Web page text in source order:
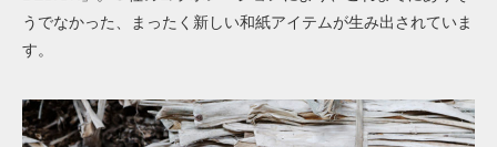
うでなかった、まったく新しい和紙アイテムが生み出されていま
す。